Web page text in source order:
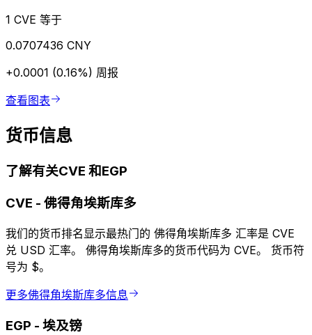
1 CVE 等于
0.0707436 CNY
+0.0001 (0.16%) 周报
查看图表
货币信息
了解有关CVE 和EGP
CVE - 佛得角埃斯库多
我们的货币排名显示最热门的 佛得角埃斯库多 汇率是 CVE
兑 USD 汇率。 佛得角埃斯库多的货币代码为 CVE。 货币符
号为 $。
更多佛得角埃斯库多信息
EGP - 埃及镑